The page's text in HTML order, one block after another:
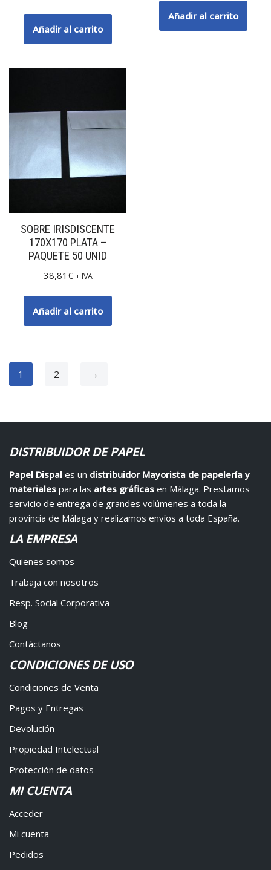
Añadir al carrito
Añadir al carrito
SOBRE IRISDISCENTE
170X170 PLATA –
PAQUETE 50 UNID
38,81 € + IVA
Añadir al carrito
1 2 →
DISTRIBUIDOR DE PAPEL
Papel Dispal es un distribuidor Mayorista de papelería y
materiales para las artes gráficas en Málaga. Prestamos
servicio de entrega de grandes volúmenes a toda la
provincia de Málaga y realizamos envíos a toda España.
LA EMPRESA
Quienes somos
Trabaja con nosotros
Resp. Social Corporativa
Blog
Contáctanos
CONDICIONES DE USO
Condiciones de Venta
Pagos y Entregas
Devolución
Propiedad Intelectual
Protección de datos
MI CUENTA
Acceder
Mi cuenta
Pedidos